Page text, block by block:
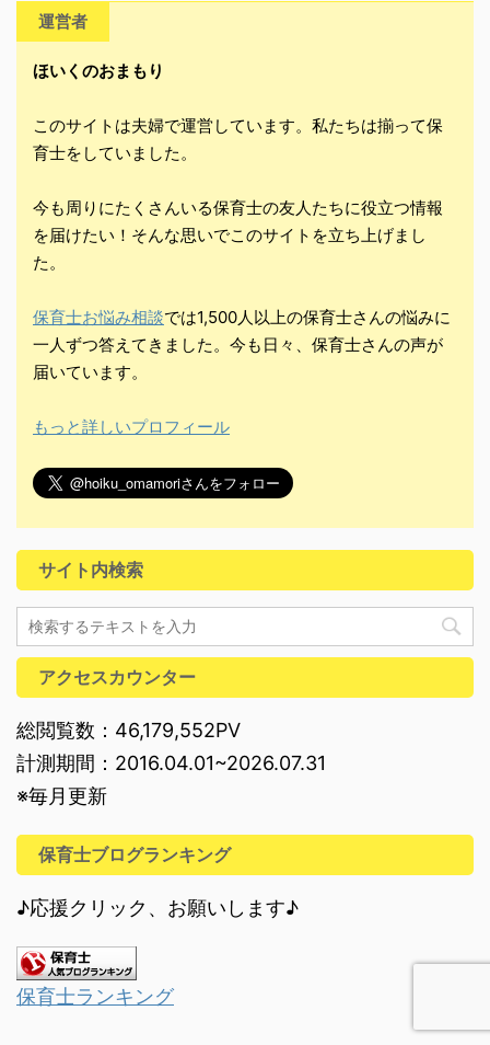
運営者
ほいくのおまもり
このサイトは夫婦で運営しています。私たちは揃って保
育士をしていました。
今も周りにたくさんいる保育士の友人たちに役立つ情報
を届けたい！そんな思いでこのサイトを立ち上げまし
た。
保育士お悩み相談では1,500人以上の保育士さんの悩みに
一人ずつ答えてきました。今も日々、保育士さんの声が
届いています。
もっと詳しいプロフィール
サイト内検索
アクセスカウンター
総閲覧数：46,179,552PV
計測期間：2016.04.01~2026.07.31
※毎月更新
保育士ブログランキング
♪応援クリック、お願いします♪
保育士ランキング